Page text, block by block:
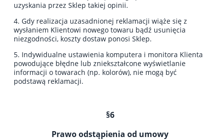
uzyskania przez Sklep takiej opinii.
4. Gdy realizacja uzasadnionej reklamacji wiąże się z
wysłaniem Klientowi nowego towaru bądź usunięcia
niezgodności, koszty dostaw ponosi Sklep.
5. Indywidualne ustawienia komputera i monitora Klienta
powodujące błędne lub zniekształcone wyświetlanie
informacji o towarach (np. kolorów), nie mogą być
podstawą reklamacji.
§6
Prawo odstąpienia od umowy